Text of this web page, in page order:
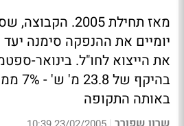
מאז תחילת 2005.
יומיים את ההנפקה סימנה
בהיקף
באותה התקופה